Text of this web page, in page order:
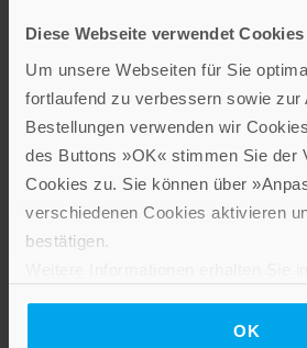
Diese Webseite verwendet Cookies
Um unsere Webseiten für Sie
fortlaufend zu verbessern sowie zur
Bestellungen verwenden wir
des Buttons »OK« stimmen Sie der
Cookies zu. Sie können über
verschiedenen Cookies aktivieren
bestätigen.
OK
Der zweite Brief an
Im Shop ansehen